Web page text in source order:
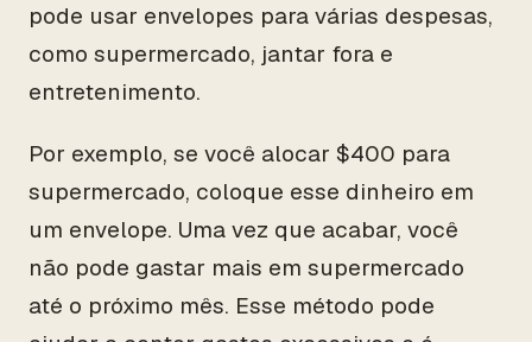
pode usar envelopes para várias despesas,
como supermercado, jantar fora e
entretenimento.
Por exemplo, se você alocar $400 para
supermercado, coloque esse dinheiro em
um envelope. Uma vez que acabar, você
não pode gastar mais em supermercado
até o próximo mês. Esse método pode